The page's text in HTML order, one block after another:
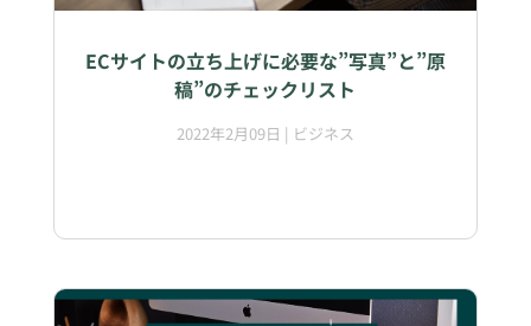
ECサイトの立ち上げに必要な”写真”と”原
稿”のチェックリスト
2022年2月09日 | ビジネス